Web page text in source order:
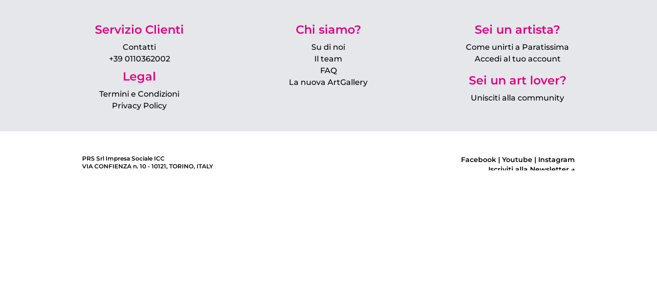
Servizio Clienti
Contatti
+39 0110362002
Legal
Termini e Condizioni
Privacy Policy
Chi siamo?
Su di noi
Il team
FAQ
La nuova ArtGallery
Sei un artista?
Come unirti a Paratissima
Accedi al tuo account
Sei un art lover?
Unisciti alla community
PRS Srl Impresa Sociale ICC
VIA CONFIENZA n. 10 - 10121, TORINO, ITALY
Facebook | Youtube | Instagram
Iscriviti alla Newsletter →